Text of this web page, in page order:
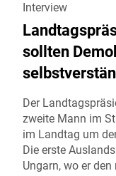
Interview
sollten
Der
zweite Mann im
im Landtag um
Die erste
Ungarn, wo er